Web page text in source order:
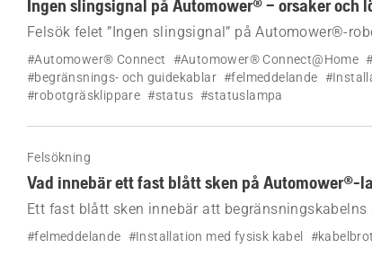
Ingen slingsignal på Automower® – orsaker och
Felsök felet ”Ingen slingsignal” på Automower®-
blinkar blått eller om andra LED-kontrollampor
identifiera orsaken och hitta steg-för-steg-
#Automower® Connect #Automower® Connect@Home
#begränsnings- och guidekablar #felmeddelande
#robotgräsklippare #status #statuslampa
Felsökning
Vad innebär ett fast blått sken på Automower®-
Ett fast blått sken innebär att
fungerar som förväntat behöver du inte göra något.
#felmeddelande #Installation med fysisk kabel